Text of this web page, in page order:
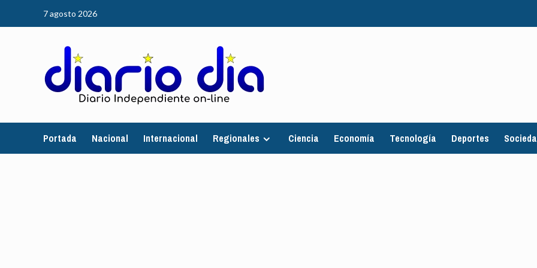
7 agosto 2026
Portada Nacional Internacional Regionales Ciencia Economía Tecnología Deportes